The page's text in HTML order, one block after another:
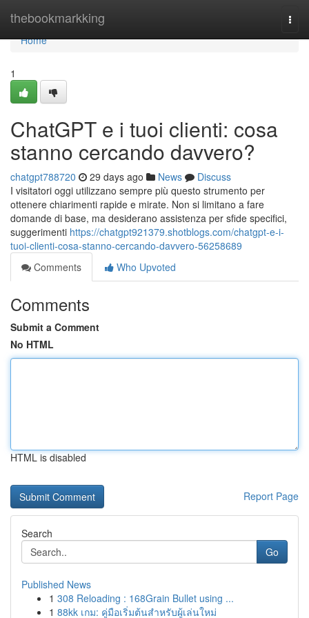
thebookmarkking
Home
Home
1
ChatGPT e i tuoi clienti: cosa
stanno cercando davvero?
chatgpt788720 29 days ago News
Discuss
I visitatori oggi utilizzano sempre più questo strumento per
ottenere chiarimenti rapide e mirate. Non si limitano a fare
domande di base, ma desiderano assistenza per sfide specifici,
suggerimenti https://chatgpt921379.shotblogs.com/chatgpt-e-i-
tuoi-clienti-cosa-stanno-cercando-davvero-56258689
Comments
Who Upvoted
Comments
Submit a Comment
No HTML
HTML is disabled
Report Page
Search
Go
Published News
1 308 Reloading : 168Grain Bullet using ...
1 88kk เกม: คู่มือเริ่มต้นสำหรับผู้เล่นใหม่